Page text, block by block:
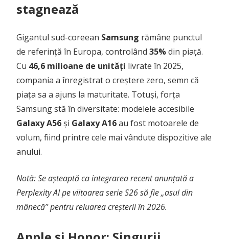
stagnează
Gigantul sud-coreean Samsung rămâne punctul
de referință în Europa, controlând 35%din piață.
Cu 46,6 milioane de unități livrate în 2025,
compania a înregistrat o creștere zero, semn că
piața sa a ajuns la maturitate. Totuși, forța
Samsung stă în diversitate: modelele accesibile
Galaxy A56și Galaxy A16au fost motoarele de
volum, fiind printre cele mai vândute dispozitive ale
anului.
Notă: Se așteaptă ca integrarea recent anunțată a
Perplexity AI pe viitoarea serie S26 să fie „asul din
mânecă” pentru reluarea creșterii în 2026.